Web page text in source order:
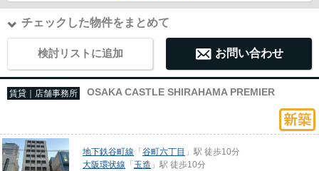
チェックした物件をまとめて
検討リストに追加 お問い合わせ
賃貸｜店舗事務所 OSAKA CASTLE SHIRAHAMA PREMIER
地下鉄谷町線 「谷町六丁目 」駅 徒歩10分
大阪環状線 「玉造 」駅 徒歩10分